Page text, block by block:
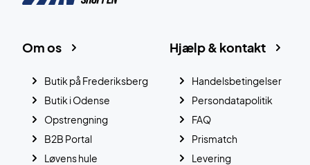
Hjælp & kontakt
Handelsbetingelser
Persondatapolitik
FAQ
Prismatch
Levering
Om os
Butik på Frederiksberg
Butik i Odense
Opstrengning
B2B Portal
Løvens hule